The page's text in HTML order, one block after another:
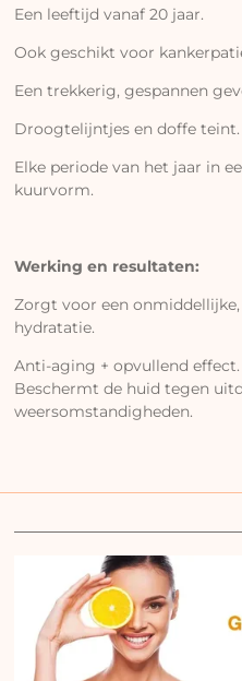
Een leeftijd vanaf 20 jaar.
Ook geschikt voor
Een trekkerig, gespannen
Droogtelijntjes en doffe teint.
Elke periode van het jaar in
kuurvorm.
Werking en resultaten:
Zorgt voor een
hydratatie.
Anti-aging + opvullend effect.
Beschermt de huid tegen
weersomstandigheden.